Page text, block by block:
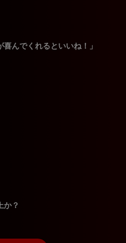
喜んでくれるといいね！」
か？